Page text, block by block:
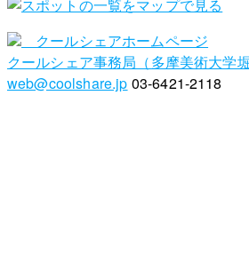
クールシェアホームページ
クールシェア事務局（多摩美術大学
web@coolshare.jp 03-6421-2118